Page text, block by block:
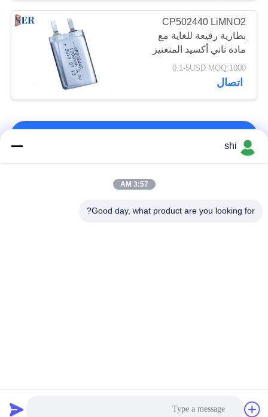
CP502440 LiMNO2
بطارية رفيعة للغاية مع
مادة ثاني أكسيد المنغنيز
الليثيوم
0.1-5USD MOQ:1000
اتصال
shi
3:57 AM
Good day, what product are you looking for?